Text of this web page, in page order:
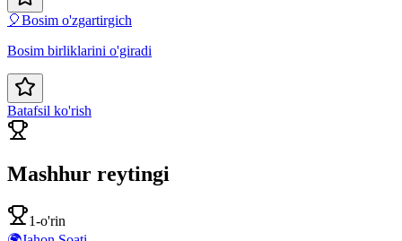
🎈Bosim o'zgartirgich
Bosim birliklarini o'giradi
Batafsil ko'rish
Mashhur reytingi
1-o'rin